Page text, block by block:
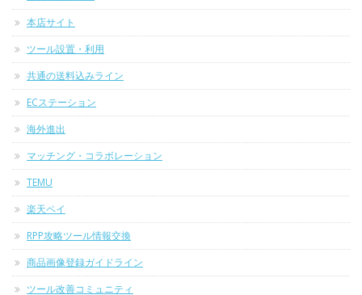
本店サイト
ツール設置・利用
共通の送料込みライン
ECステーション
海外進出
マッチング・コラボレーション
TEMU
楽天ペイ
RPP攻略ツール情報交換
商品画像登録ガイドライン
ツール改善コミュニティ